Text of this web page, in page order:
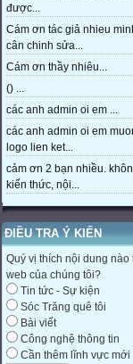
được...
Cám ơn tác giả nhieu
cân chinh sửa...
Cám ơn thầy nhiêu...
() ...
các anh admin oi em ...
các anh admin oi em
logo lien ket...
cảm ơn 2 bạn nhiều.
kiến thức, nội...
ĐIỀU TRA Ý KIẾN
Quý vị thích nội dung nào
web của chúng tôi?
Tin tức - Sự kiện
Sóc Trăng quê tôi
Bài viết
Công nghệ thông tin
Cần thêm lĩnh vực mới